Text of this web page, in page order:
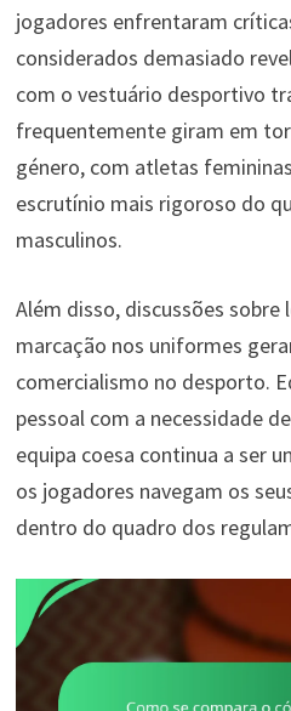
jogadores enfrentaram
considerados demasiado
com o vestuário desportivo
frequentemente giram em
género, com atletas
escrutínio mais rigoroso do
masculinos.
Além disso, discussões
marcação nos uniformes
comercialismo no desporto.
pessoal com a necessidade
equipa coesa continua a ser
os jogadores navegam os
dentro do quadro dos